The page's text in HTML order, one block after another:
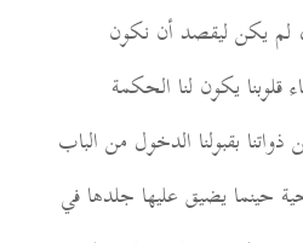
16)، لم يكن ليقصد أن نكون
يكون لنا الحكمة
بقبولنا الدخول من الباب
حينما يضيق عليها جلدها في